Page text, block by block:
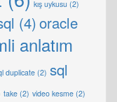
kış uykusu (2)
(4)oracle
anlatım
duplicate(2) sql
take (2) video kesme (2)